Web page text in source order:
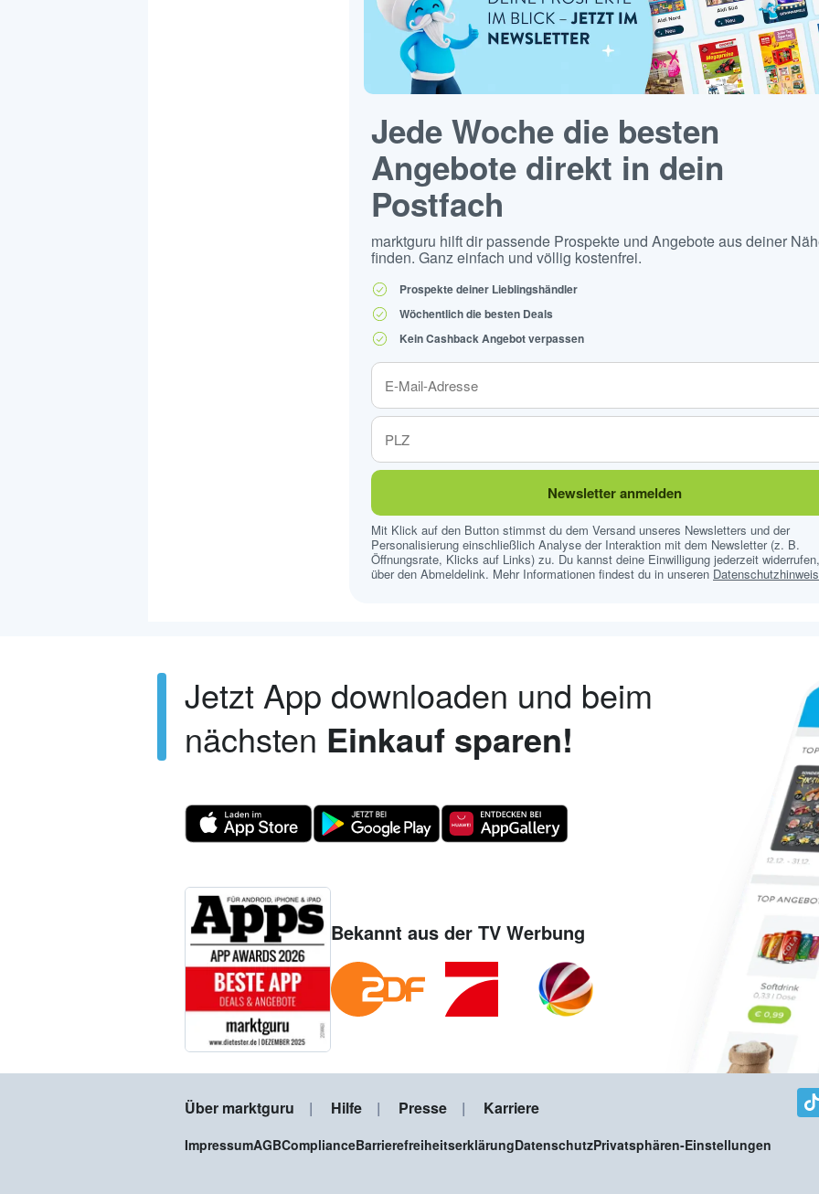
Jede Woche die besten
Angebote direkt in dein
Postfach
marktguru hilft dir passende Prospekte und Angebote aus deiner
finden. Ganz einfach und völlig kostenfrei.
Prospekte deiner Lieblingshändler
Wöchentlich die besten Deals
Kein Cashback Angebot verpassen
Newsletter anmelden
Mit Klick auf den Button stimmst du dem Versand unseres Newsletters und der
Personalisierung einschließlich Analyse der Interaktion mit dem Newsletter (z. B.
Öffnungsrate, Klicks auf Links) zu. Du kannst deine Einwilligung jederzeit
über den Abmeldelink. Mehr Informationen findest du in unseren
Jetzt App downloaden und beim
nächsten Einkauf sparen!
Bekannt aus der TV Werbung
Über marktguru Hilfe Presse Karriere
ImpressumAGBComplianceBarrierefreiheitserklärungDatenschutzPrivatsphären-Einstellungen